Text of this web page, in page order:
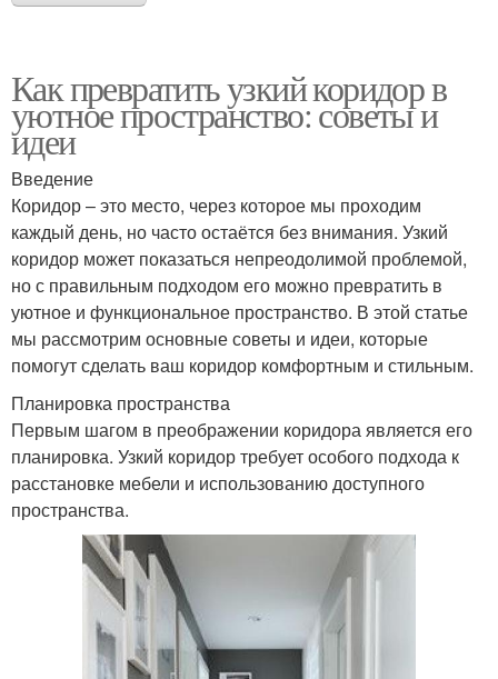
Как превратить узкий коридор в
уютное пространство: советы и
идеи
Введение
Коридор – это место, через которое мы проходим
каждый день, но часто остаётся без внимания. Узкий
коридор может показаться непреодолимой проблемой,
но с правильным подходом его можно превратить в
уютное и функциональное пространство. В этой статье
мы рассмотрим основные советы и идеи, которые
помогут сделать ваш коридор комфортным и стильным.
Планировка пространства
Первым шагом в преображении коридора является его
планировка. Узкий коридор требует особого подхода к
расстановке мебели и использованию доступного
пространства.